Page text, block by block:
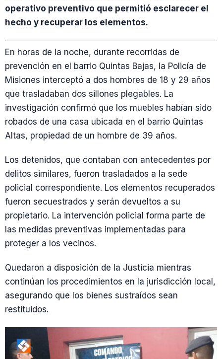
operativo preventivo que permitió esclarecer el
hecho y recuperar los elementos.
En horas de la noche, durante recorridas de
prevención en el barrio Quintas Bajas, la Policía de
Misiones interceptó a dos hombres de 18 y 29 años
que trasladaban dos sillones plegables. La
investigación confirmó que los muebles habían sido
robados de una casa ubicada en el barrio Quintas
Altas, propiedad de un hombre de 39 años.
Los detenidos, que contaban con antecedentes por
delitos similares, fueron trasladados a la sede
policial correspondiente. Los elementos recuperados
fueron secuestrados y serán devueltos a su
propietario. La intervención policial forma parte de
las medidas preventivas implementadas para
proteger a los vecinos.
Quedaron a disposición de la Justicia mientras
continúan los procedimientos en la jurisdicción local,
asegurando que los bienes sustraídos sean
restituidos.